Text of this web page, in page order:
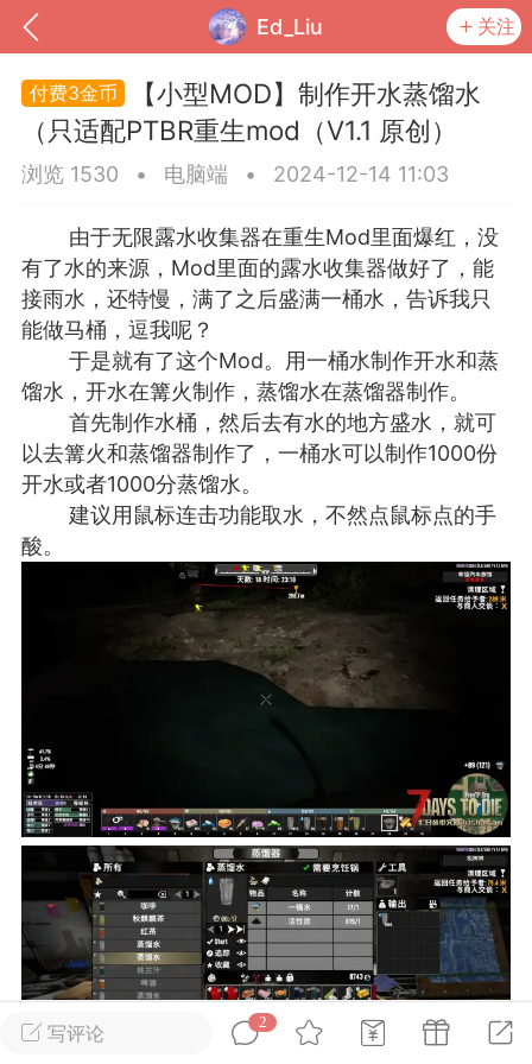
Ed_Liu 关注
我的钱包 道具 排行榜
MOD下载 攻略教程 联机招募
其他&工具
禁止发布联机可用的作弊模组，
单机辅助引流私下售卖服务器外挂！
作弊模组的发布规范近期收到一些信息
作弊模组在联机服务器使用,为了维护游
环境，中文网特此发布以下声明，规范
模组的发布行为：1. *...
72 2.21w
大人
Lv.8
写评论
2
3金币
【小型MOD】制作开水蒸馏水
（只适配PTBR重生mod（V1.1 原创）
浏览 1530 • 电脑端 • 2024-12-14 11:03
由于无限露水收集器在重生Mod里面爆红，没
有了水的来源，Mod里面的露水收集器做好了，能
接雨水，还特慢，满了之后盛满一桶水，告诉我只
能做马桶，逗我呢？
于是就有了这个Mod。用一桶水制作开水和蒸
馏水，开水在篝火制作，蒸馏水在蒸馏器制作。
首先制作水桶，然后去有水的地方盛水，就可
以去篝火和蒸馏器制作了，一桶水可以制作1000份
开水或者1000分蒸馏水。
建议用鼠标连击功能取水，不然点鼠标点的手
酸。